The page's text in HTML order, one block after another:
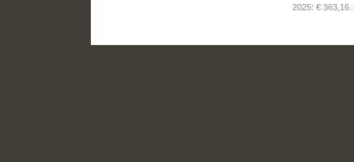
2025: € 363,16.